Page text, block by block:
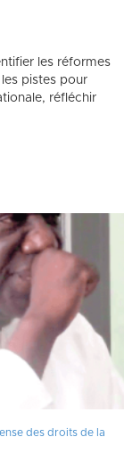
les réformes
pistes pour
réfléchir
des droits de la